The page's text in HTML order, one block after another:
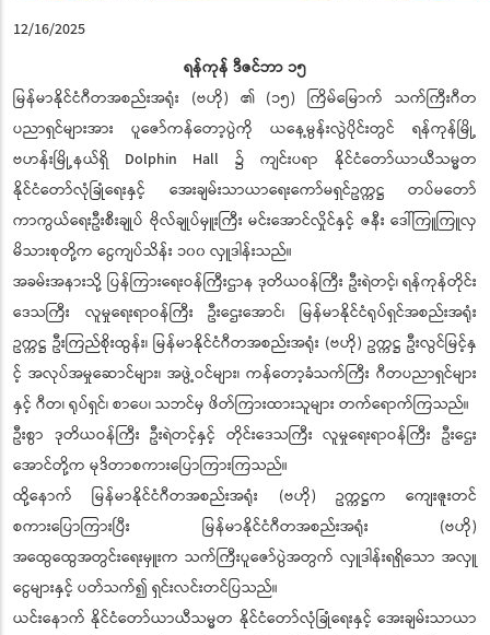
12/16/2025
ရန်ကုန် ဒီဇင်ဘာ၁၅
မြန်မာနိုင်ငံဂီတအစည်းအရုံး (ဗဟို) ၏ (၁၅) ကြိမ်မြောက် သက်ကြီးဂီတ
ပညာရှင်များအား ပူဇော်ကန်တော့ပွဲကို ယနေ့မွန်းလွဲပိုင်းတွင် ရန်ကုန်မြို့
ဗဟန်းမြို့နယ်ရှိ Dolphin Hall ၌ ကျင်းပရာ နိုင်ငံတော်ယာယီသမ္မတ
နိုင်ငံတော်လုံခြုံရေးနှင့် အေးချမ်းသာယာရေးကော်မရှင်ဥက္ကဋ္ဌ တပ်မတော်
ကာကွယ်ရေးဦးစီးချုပ် ဗိုလ်ချုပ်မှူးကြီး မင်းအောင်လှိုင်နှင့် ဇနီး ဒေါ်ကြူကြူလှ
မိသားစုတို့က ငွေကျပ်သိန်း ၁၀၀ လှူဒါန်းသည်။
အခမ်းအနားသို့ ပြန်ကြားရေးဝန်ကြီးဌာန ဒုတိယဝန်ကြီး ဦးရဲတင့်၊ ရန်ကုန်တိုင်း
ဒေသကြီး လူမှုရေးရာဝန်ကြီး ဦးဌေးအောင်၊ မြန်မာနိုင်ငံရုပ်ရှင်အစည်းအရုံး
ဥက္ကဋ္ဌ ဦးကြည်စိုးထွန်း၊ မြန်မာနိုင်ငံဂီတအစည်းအရုံး (ဗဟို) ဥက္ကဋ္ဌ ဦးလွင်မြင့်နှ
င့် အလုပ်အမှုဆောင်များ၊ အဖွဲ့ဝင်များ၊ ကန်တော့ခံသက်ကြီး ဂီတပညာရှင်များ
နှင့် ဂီတ၊ ရုပ်ရှင်၊ စာပေ၊ သဘင်မှ ဖိတ်ကြားထားသူများ တက်ရောက်ကြသည်။
ဦးစွာ ဒုတိယဝန်ကြီး ဦးရဲတင့်နှင့် တိုင်းဒေသကြီး လူမှုရေးရာဝန်ကြီး ဦး​ဌေး​
အောင်တို့က မုဒိတာစကားပြောကြားကြသည်။
ထို့နောက် မြန်မာနိုင်ငံဂီတအစည်းအရုံး (ဗဟို) ဥက္ကဋ္ဌက ကျေးဇူးတင်
စကားပြောကြားပြီး မြန်မာနိုင်ငံဂီတအစည်းအရုံး (ဗဟို)
အထွေထွေအတွင်းရေးမှူးက သက်ကြီးပူဇော်ပွဲအတွက် လှူဒါန်းရရှိသော အလှူ
ငွေများနှင့် ပတ်သက်၍ ရှင်းလင်းတင်ပြသည်။
ယင်းနောက် နိုင်ငံတော်ယာယီသမ္မတ နိုင်ငံတော်လုံခြုံရေးနှင့် အေးချမ်းသာယာ